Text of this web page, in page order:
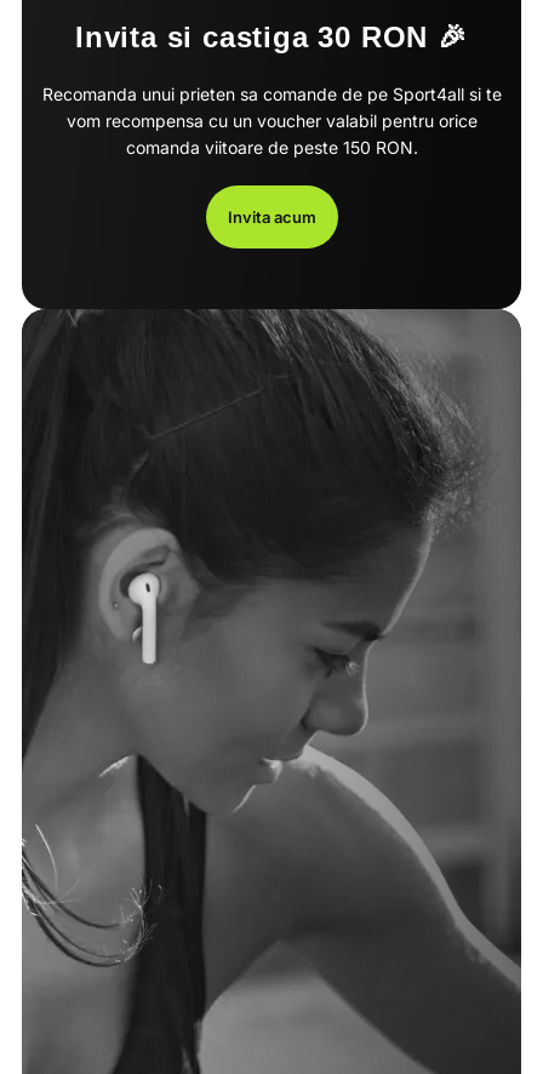
Invita si castiga 30 RON 🎉
Recomanda unui prieten sa comande de pe Sport4all si te
vom recompensa cu un voucher valabil pentru orice
comanda viitoare de peste 150 RON.
Invita acum